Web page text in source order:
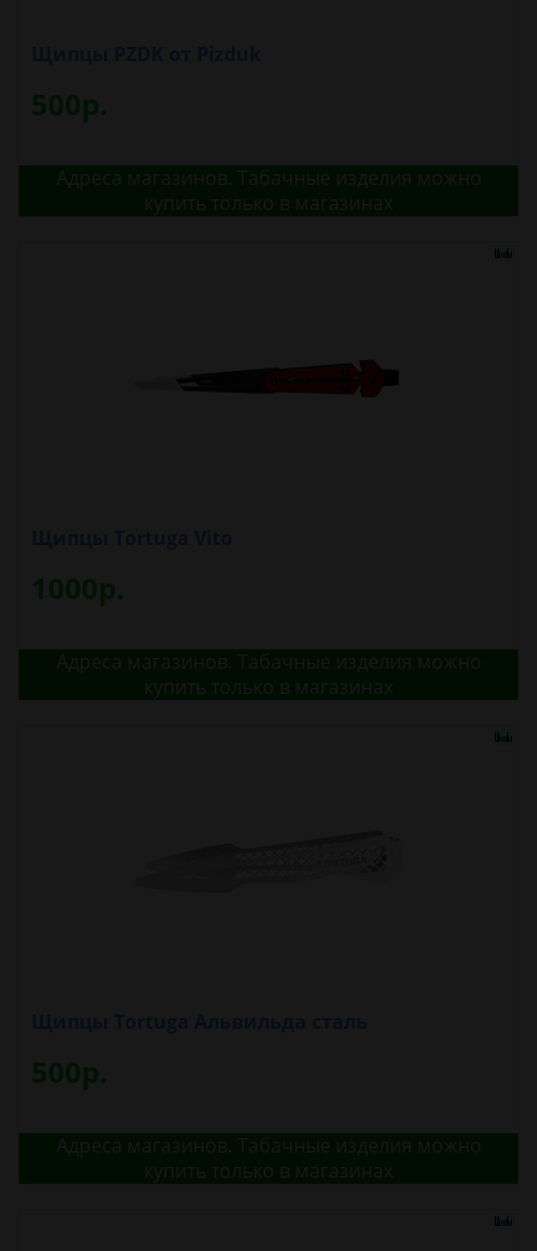
500р.
Адреса магазинов. Табачные изделия можно
купить только в магазинах
1000р.
Адреса магазинов. Табачные изделия можно
купить только в магазинах
500р.
Адреса магазинов. Табачные изделия можно
купить только в магазинах